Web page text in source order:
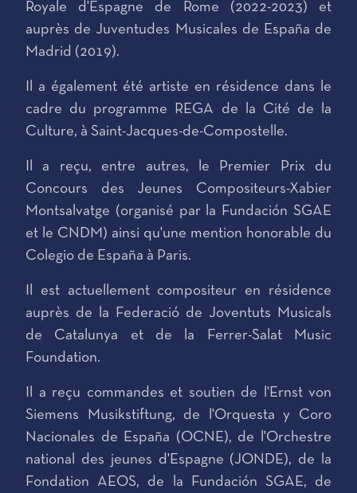
Royale d'Espagne de Rome (2022-2023) et
auprès de Juventudes Musicales de España de
Madrid (2019).
Il a également été artiste en résidence dans le
cadre du programme REGA de la Cité de la
Culture, à Saint-Jacques-de-Compostelle.
Il a reçu, entre autres, le Premier Prix du
Concours des Jeunes Compositeurs-Xabier
Montsalvatge (organisé par la Fundación SGAE
et le CNDM) ainsi qu'une mention honorable du
Colegio de España à Paris.
Il est actuellement compositeur en résidence
auprès de la Federació de Joventuts Musicals
de Catalunya et de la Ferrer-Salat Music
Foundation.
Il a reçu commandes et soutien de l'Ernst von
Siemens Musikstiftung, de l'Orquesta y Coro
Nacionales de España (OCNE), de l'Orchestre
national des jeunes d'Espagne (JONDE), de la
Fondation AEOS, de la Fundación SGAE, de